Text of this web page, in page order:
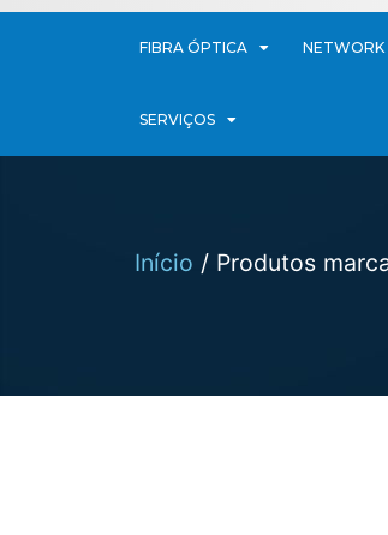
FIBRA ÓPTICA NETWORK
SERVIÇOS
Início / Produtos